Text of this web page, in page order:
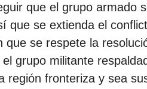
que el grupo armado
que se extienda el
se respete la
grupo militante
región fronteriza y sea